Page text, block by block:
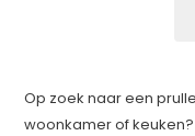
Op zoek naar een
woonkamer of